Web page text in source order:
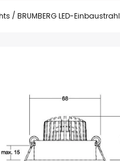
BRUMBERG LED-